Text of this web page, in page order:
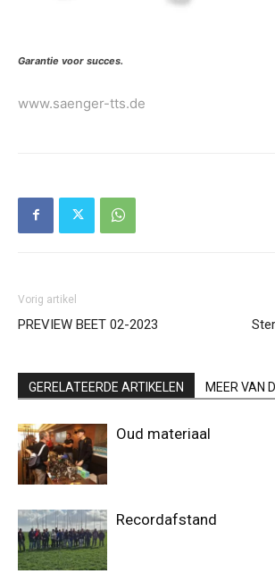
Garantie voor succes.
www.saenger-tts.de
Vorig artikel
PREVIEW BEET 02-2023
GERELATEERDE ARTIKELEN MEER VAN
Oud materiaal
Recordafstand